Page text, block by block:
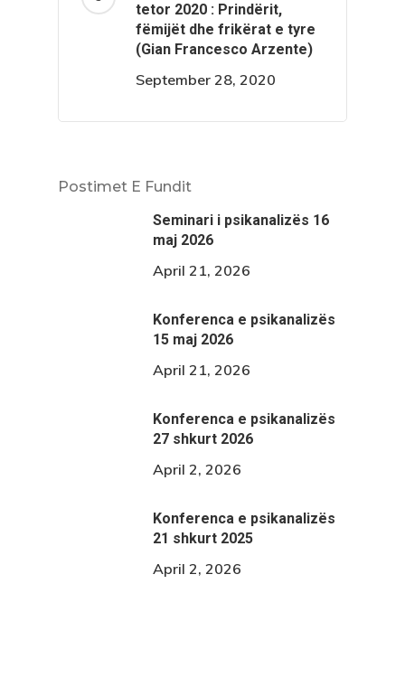
tetor 2020 : Prindërit,
fëmijët dhe frikërat e tyre
(Gian Francesco Arzente)
September 28, 2020
Postimet E Fundit
Seminari i psikanalizës 16
maj 2026
April 21, 2026
Konferenca e psikanalizës
15 maj 2026
April 21, 2026
Konferenca e psikanalizës
27 shkurt 2026
April 2, 2026
Konferenca e psikanalizës
21 shkurt 2025
April 2, 2026